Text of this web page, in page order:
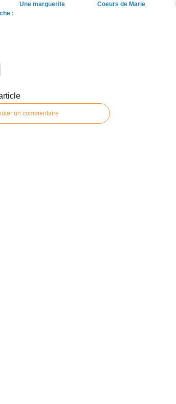
:
Une marguerite Coeurs de Marie
un commentaire